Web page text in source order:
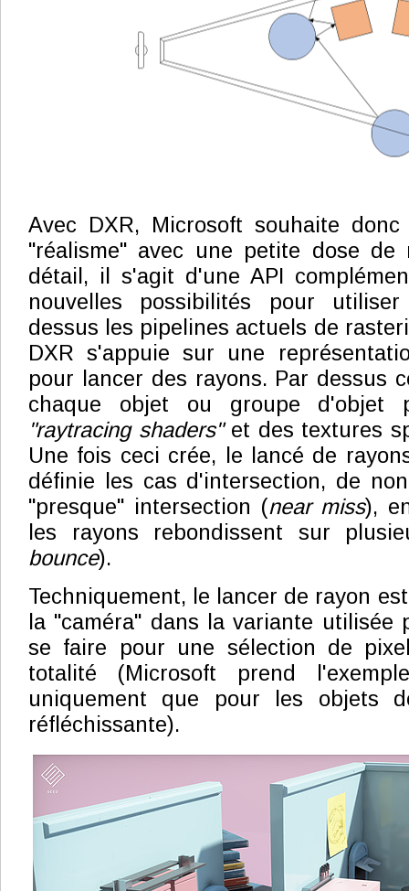
Avec DXR, Microsoft souhaite
"réalisme" avec une petite dose de
détail, il s'agit d'une API
nouvelles possibilités pour
dessus les pipelines actuels de
DXR s'appuie sur une
pour lancer des rayons. Par dessus
chaque objet ou groupe d'objet
"raytracing shaders"et des textures
Une fois ceci crée, le lancé de
définie les cas d'intersection, de
"presque" intersection (near miss),
les rayons rebondissent sur
bounce).
Techniquement, le lancer de rayon
la "caméra" dans la variante utilisée
se faire pour une sélection de
totalité (Microsoft prend
uniquement que pour les objets
réfléchissante).